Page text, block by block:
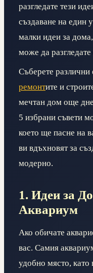
разгледате тези
създаване на един
малки идеи за
може да
Съберете различни
ремонтите и
мечтан дом още
5 избрани съвети
което ще пасне на
ви вдъхновят за
модерно.
1. Идеи за
Аквариум
Ако обичате
вас. Самия
удобно място, като